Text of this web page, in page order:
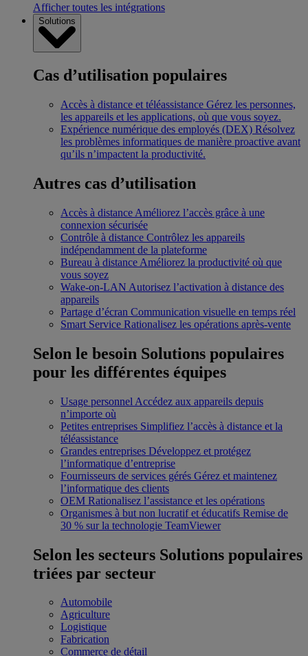
Afficher toutes les intégrations
Solutions
Cas d’utilisation populaires
Accès à distance et téléassistance Gérez les personnes,
les appareils et les applications, où que vous soyez.
Expérience numérique des employés (DEX) Résolvez
les problèmes informatiques de manière proactive avant
qu’ils n’impactent la productivité.
Autres cas d’utilisation
Accès à distance Améliorez l’accès grâce à une
connexion sécurisée
Contrôle à distance Contrôlez les appareils
indépendamment de la plateforme
Bureau à distance Améliorez la productivité où que
vous soyez
Wake-on-LAN Autorisez l’activation à distance des
appareils
Partage d’écran Communication visuelle en temps réel
Smart Service Rationalisez les opérations après-vente
Selon le besoin Solutions populaires
pour les différentes équipes
Usage personnel Accédez aux appareils depuis
n’importe où
Petites entreprises Simplifiez l’accès à distance et la
téléassistance
Grandes entreprises Développez et protégez
l’informatique d’entreprise
Fournisseurs de services gérés Gérez et maintenez
l’informatique des clients
OEM Rationalisez l’assistance et les opérations
Organismes à but non lucratif et éducatifs Remise de
30 % sur la technologie TeamViewer
Selon les secteurs Solutions populaires
triées par secteur
Automobile
Agriculture
Logistique
Fabrication
Commerce de détail